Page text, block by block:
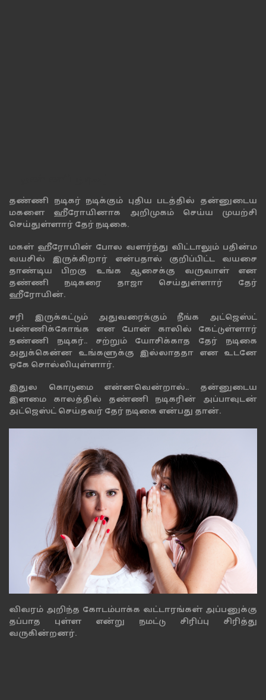
தண்ணி நடிகர் நடிக்கும் புதிய படத்தில் தன்னுடைய
மகளை ஹீரோயினாக அறிமுகம் செய்ய முயற்சி
செய்துள்ளார் தேர் நடிகை.
மகள் ஹீரோயின் போல வளர்ந்து விட்டாலும் பதின்ம
வயசில் இருக்கிறார் என்பதால் குறிப்பிட்ட வயசை
தாண்டிய பிறகு உங்க ஆசைக்கு வருவாள் என
தண்ணி நடிகரை தாஜா செய்துள்ளார் தேர்
ஹீரோயின்.
சரி இருக்கட்டும் அதுவரைக்கும் நீங்க அட்ஜெஸ்ட்
பண்ணிக்கோங்க என போன் காலில் கேட்டுள்ளார்
தண்ணி நடிகர்.. சற்றும் யோசிக்காத தேர் நடிகை
அதுக்கென்ன உங்களுக்கு இல்லாததா என உடனே
ஓகே சொல்லியுள்ளார்.
இதுல கொடுமை என்னவென்றால்.. தன்னுடைய
இளமை காலத்தில் தண்ணி நடிகரின் அப்பாவுடன்
அட்ஜெஸ்ட் செய்தவர் தேர் நடிகை என்பது தான்.
விவரம் அறிந்த கோடம்பாக்க வட்டாரங்கள் அப்பனுக்கு
தப்பாத புள்ள என்று நமட்டு சிரிப்பு சிரித்து
வருகின்றனர்.